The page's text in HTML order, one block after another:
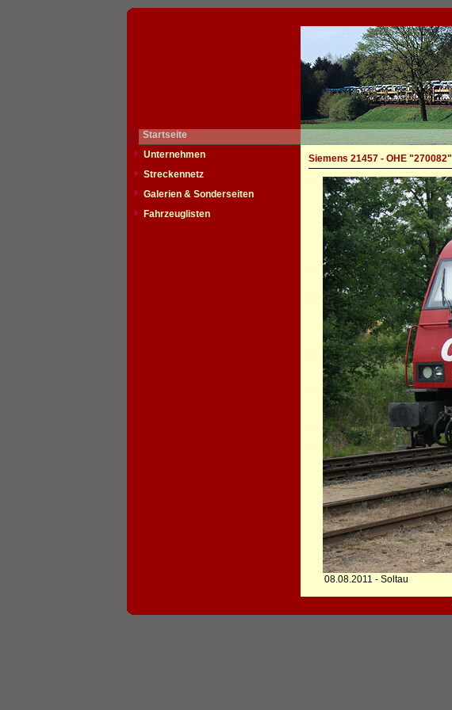
Startseite
Unternehmen
Streckennetz
Galerien & Sonderseiten
Fahrzeuglisten
Siemens 21457 - OHE "270082"
08.08.2011 - Soltau